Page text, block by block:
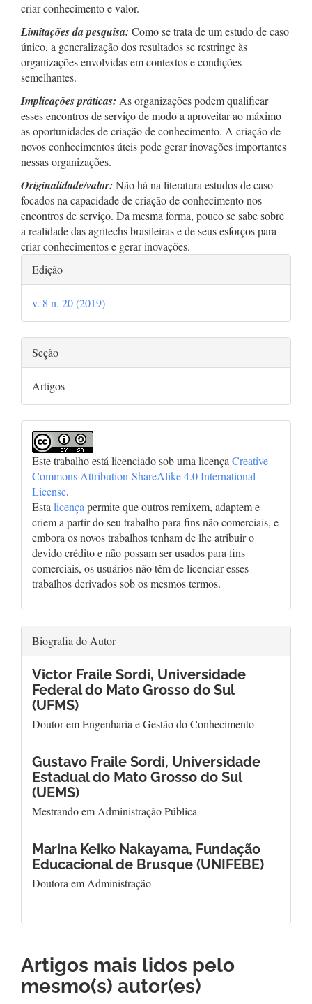
criar conhecimento e valor.
Limitações da pesquisa: Como se trata de um estudo de caso
único, a generalização dos resultados se restringe às
organizações envolvidas em contextos e condições
semelhantes.
Implicações práticas: As organizações podem qualificar
esses encontros de serviço de modo a aproveitar ao máximo
as oportunidades de criação de conhecimento. A criação de
novos conhecimentos úteis pode gerar inovações importantes
nessas organizações.
Originalidade/valor: Não há na literatura estudos de caso
focados na capacidade de criação de conhecimento nos
encontros de serviço. Da mesma forma, pouco se sabe sobre
a realidade das agritechs brasileiras e de seus esforços para
criar conhecimentos e gerar inovações.
Detalhes
do
artigo
Edição
v. 8 n. 20 (2019)
Seção
Artigos
Este trabalho está licenciado sob uma licençaCreative
Commons Attribution-ShareAlike 4.0 International
License.
Estalicençapermite que outros remixem, adaptem e
criem a partir do seu trabalho para fins não comerciais, e
embora os novos trabalhos tenham de lhe atribuir o
devido crédito e não possam ser usados para fins
comerciais, os usuários não têm de licenciar esses
trabalhos derivados sob os mesmos termos.
Biografia do Autor
Victor Fraile Sordi, Universidade
Federal do Mato Grosso do Sul
(UFMS)
Doutor em Engenharia e Gestão do Conhecimento
Gustavo Fraile Sordi, Universidade
Estadual do Mato Grosso do Sul
(UEMS)
Mestrando em Administração Pública
Marina Keiko Nakayama, Fundação
Educacional de Brusque (UNIFEBE)
Doutora em Administração
Artigos mais lidos pelo
mesmo(s) autor(es)